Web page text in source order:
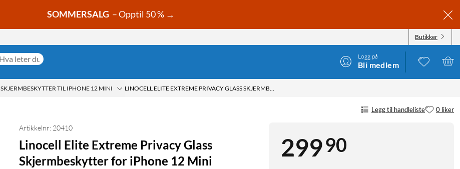
SOMMERSALG – Opptil 50 % →
Butikker
Logg på
Bli medlem
SKJERMBESKYTTER TIL IPHONE 12 MINI LINOCELL ELITE EXTREME PRIVACY GLASS SKJERMBESKYTTER FOR IPHONE 12 MINI
Legg til handleliste 0 liker
29990
Artikkelnr: 20410
Linocell Elite Extreme Privacy Glass
Skjermbeskytter for iPhone 12 Mini